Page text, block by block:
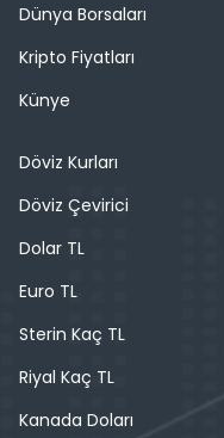
Dünya Borsaları
Kripto Fiyatları
Künye
Döviz Kurları
Döviz Çevirici
Dolar TL
Euro TL
Sterin Kaç TL
Riyal Kaç TL
Kanada Doları